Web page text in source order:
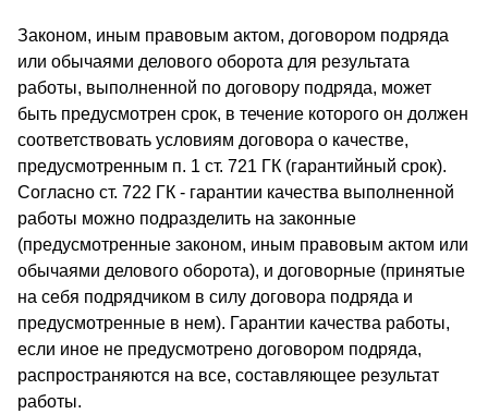
Законом, иным правовым актом, договором подряда
или обычаями делового оборота для результата
работы, выполненной по договору подряда, может
быть предусмотрен срок, в течение которого он должен
соответствовать условиям договора о качестве,
предусмотренным п. 1 ст. 721 ГК (гарантийный срок).
Согласно ст. 722 ГК - гарантии качества выполненной
работы можно подразделить на законные
(предусмотренные законом, иным правовым актом или
обычаями делового оборота), и договорные (принятые
на себя подрядчиком в силу договора подряда и
предусмотренные в нем). Гарантии качества работы,
если иное не предусмотрено договором подряда,
распространяются на все, составляющее результат
работы.